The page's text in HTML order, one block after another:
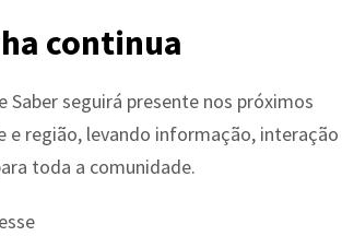
continua
Saber seguirá presente nos próximos
e região, levando informação, interação
toda a comunidade.